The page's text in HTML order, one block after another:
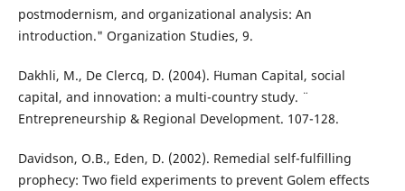
postmodernism, and organizational analysis: An
introduction." Organization Studies, 9.
Dakhli, M., De Clercq, D. (2004). ¨Human Capital, social
capital, and innovation: a multi-country study. ¨
Entrepreneurship & Regional Development. 107-128.
Davidson, O.B., Eden, D. (2002). Remedial self-fulfilling
prophecy: Two field experiments to prevent Golem effects